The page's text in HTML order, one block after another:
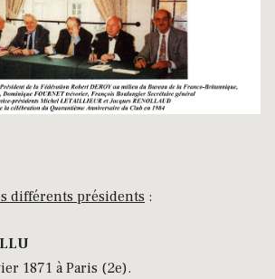
différents présidents :
1871 à Paris (2e).